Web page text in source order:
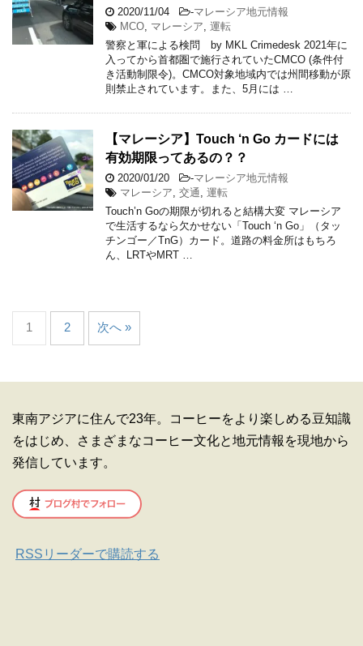
2020/11/04 -マレーシア地元情報
MCO, マレーシア, 運転
警察と軍による検問 by MKL Crimedesk 2021年に
入ってから首都圏で施行されていたCMCO (条件付
き活動制限令)。CMCO対象地域内では州間移動が原
則禁止されています。また、5月には …
【マレーシア】Touch ‘n Go カードには
有効期限ってあるの？？
2020/01/20 -マレーシア地元情報
マレーシア, 交通, 運転
Touch’n Goの期限が切れると結構大変 マレーシア
で生活するなら欠かせない「Touch ‘n Go」（タッ
チンゴー／TnG）カード。道路の料金所はもちろ
ん、LRTやMRT …
1 2 次へ »
東南アジアに住んで23年。コーヒーをより楽しめる豆知識
をはじめ、さまざまなコーヒー文化と地元情報を現地から
発信しています。
RSSリーダーで購読する